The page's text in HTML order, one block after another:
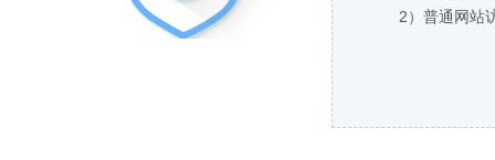
2）普通网站